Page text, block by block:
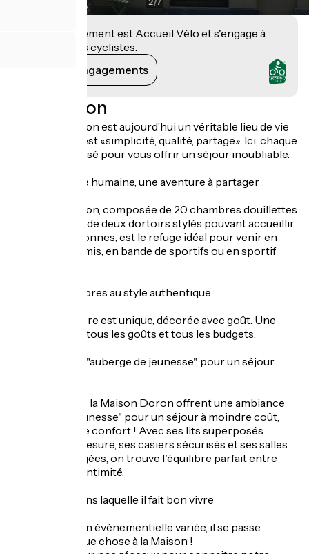
Cet établissement est Accueil Vélo et s'engage à
accueillir des cyclistes.
Voir ses engagements
Description
La Maison Doron est aujourd’hui un véritable lieu de vie
dont la devise est «simplicité, qualité, partage». Ici, chaque
détail a été pensé pour vous offrir un séjour inoubliable.
Un hôtel à taille humaine, une aventure à partager
La Maison Doron, composée de 20 chambres douillettes
et familiales, et de deux dortoirs stylés pouvant accueillir
jusqu'à 12 personnes, est le refuge idéal pour venir en
famille, entre amis, en bande de sportifs ou en sportif
20 jolies chambres au style authentique
Chaque chambre est unique, décorée avec goût. Une
chambre pour tous les goûts et tous les budgets.
Une ambiance "auberge de jeunesse", pour un séjour
Les dortoirs de la Maison Doron offrent une ambiance
"auberge de jeunesse" pour un séjour à moindre coût,
sans sacrifier le confort ! Avec ses lits superposés
dessinés sur mesure, ses casiers sécurisés et ses salles
de bains partagées, on trouve l'équilibre parfait entre
convivialité et intimité.
Une Maison dans laquelle il fait bon vivre
Programmation évènementielle variée, il se passe
toujours quelque chose à la Maison !